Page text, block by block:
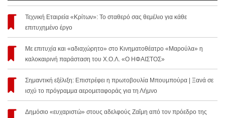
Τεχνική Εταιρεία «Κρίτων»: Το σταθερό σας θεμέλιο για κάθε
επιτυχημένο έργο
Με επιτυχία και «αδιαχώρητο» στο Κινηματοθέατρο «Μαρούλα» η
καλοκαιρινή παράσταση του Χ.Ο.Λ. «Ο ΗΦΑΙΣΤΟΣ»
Σημαντική εξέλιξη: Επιστρέφει η πρωτοβουλία Μπουμπούρα | Ξανά σε
ισχύ το πρόγραμμα αερομεταφοράς για τη Λήμνο
Δημόσιο «ευχαριστώ» στους αδελφούς Ζαΐμη από τον πρόεδρο της